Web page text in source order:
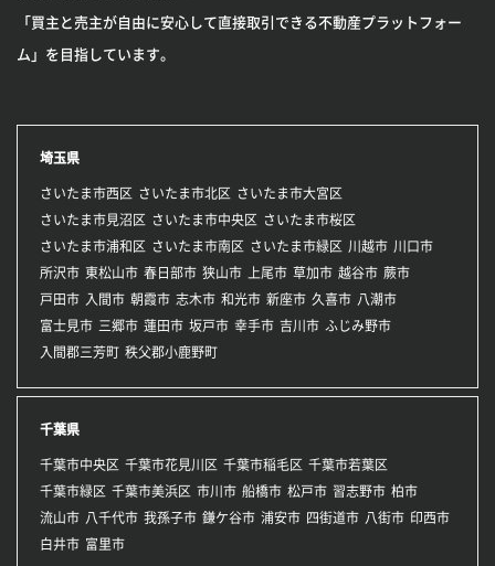
「買主と売主が自由に安心して直接取引できる不動産プラットフォー
ム」を目指しています。
埼玉県
さいたま市西区 さいたま市北区
さいたま市大宮区
さいたま市見沼区
さいたま市中央区
さいたま市桜区
さいたま市浦和区
さいたま市南区 さいたま市緑区 川越市 川口市
所沢市 東松山市 春日部市 狭山市 上尾市 草加市 越谷市 蕨市
戸田市 入間市 朝霞市 志木市 和光市 新座市 久喜市 八潮市
富士見市 三郷市 蓮田市 坂戸市 幸手市 吉川市 ふじみ野市
入間郡三芳町 秩父郡小鹿野町
千葉県
千葉市中央区 千葉市花見川区 千葉市稲毛区 千葉市若葉区
千葉市緑区 千葉市美浜区 市川市 船橋市 松戸市 習志野市 柏市
流山市 八千代市 我孫子市 鎌ケ谷市 浦安市 四街道市 八街市 印西市
白井市 富里市